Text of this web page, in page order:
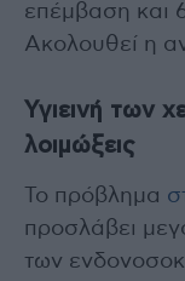
επέμβαση και
Ακολουθεί η
Υγιεινή των
λοιμώξεις
Το πρόβλημα
προσλάβει
των